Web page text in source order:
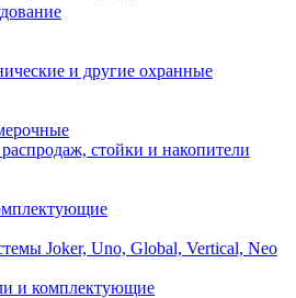
и другие охранные
стойки и накопители
Joker, Uno, Global, Vertical, Neo
и комплектующие